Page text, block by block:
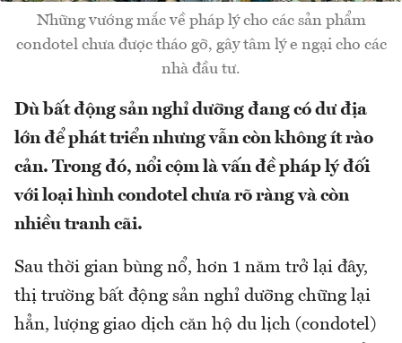
Những vướng mắc về pháp lý cho các sản phẩm
condotel chưa được tháo gỡ, gây tâm lý e ngại cho các
nhà đầu tư.
Dù bất động sản nghỉ dưỡng đang có dư địa
lớn để phát triển nhưng vẫn còn không ít rào
cản. Trong đó, nổi cộm là vấn đề pháp lý đối
với loại hình condotel chưa rõ ràng và còn
nhiều tranh cãi.
Sau thời gian bùng nổ, hơn 1 năm trở lại đây,
thị trường bất động sản nghỉ dưỡng chững lại
hẳn, lượng giao dịch căn hộ du lịch (condotel)